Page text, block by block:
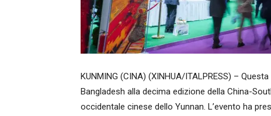
KUNMING (CINA) (XINHUA/ITALPRESS) –
Bangladesh alla decima edizione della China-
occidentale cinese dello Yunnan. L’evento ha